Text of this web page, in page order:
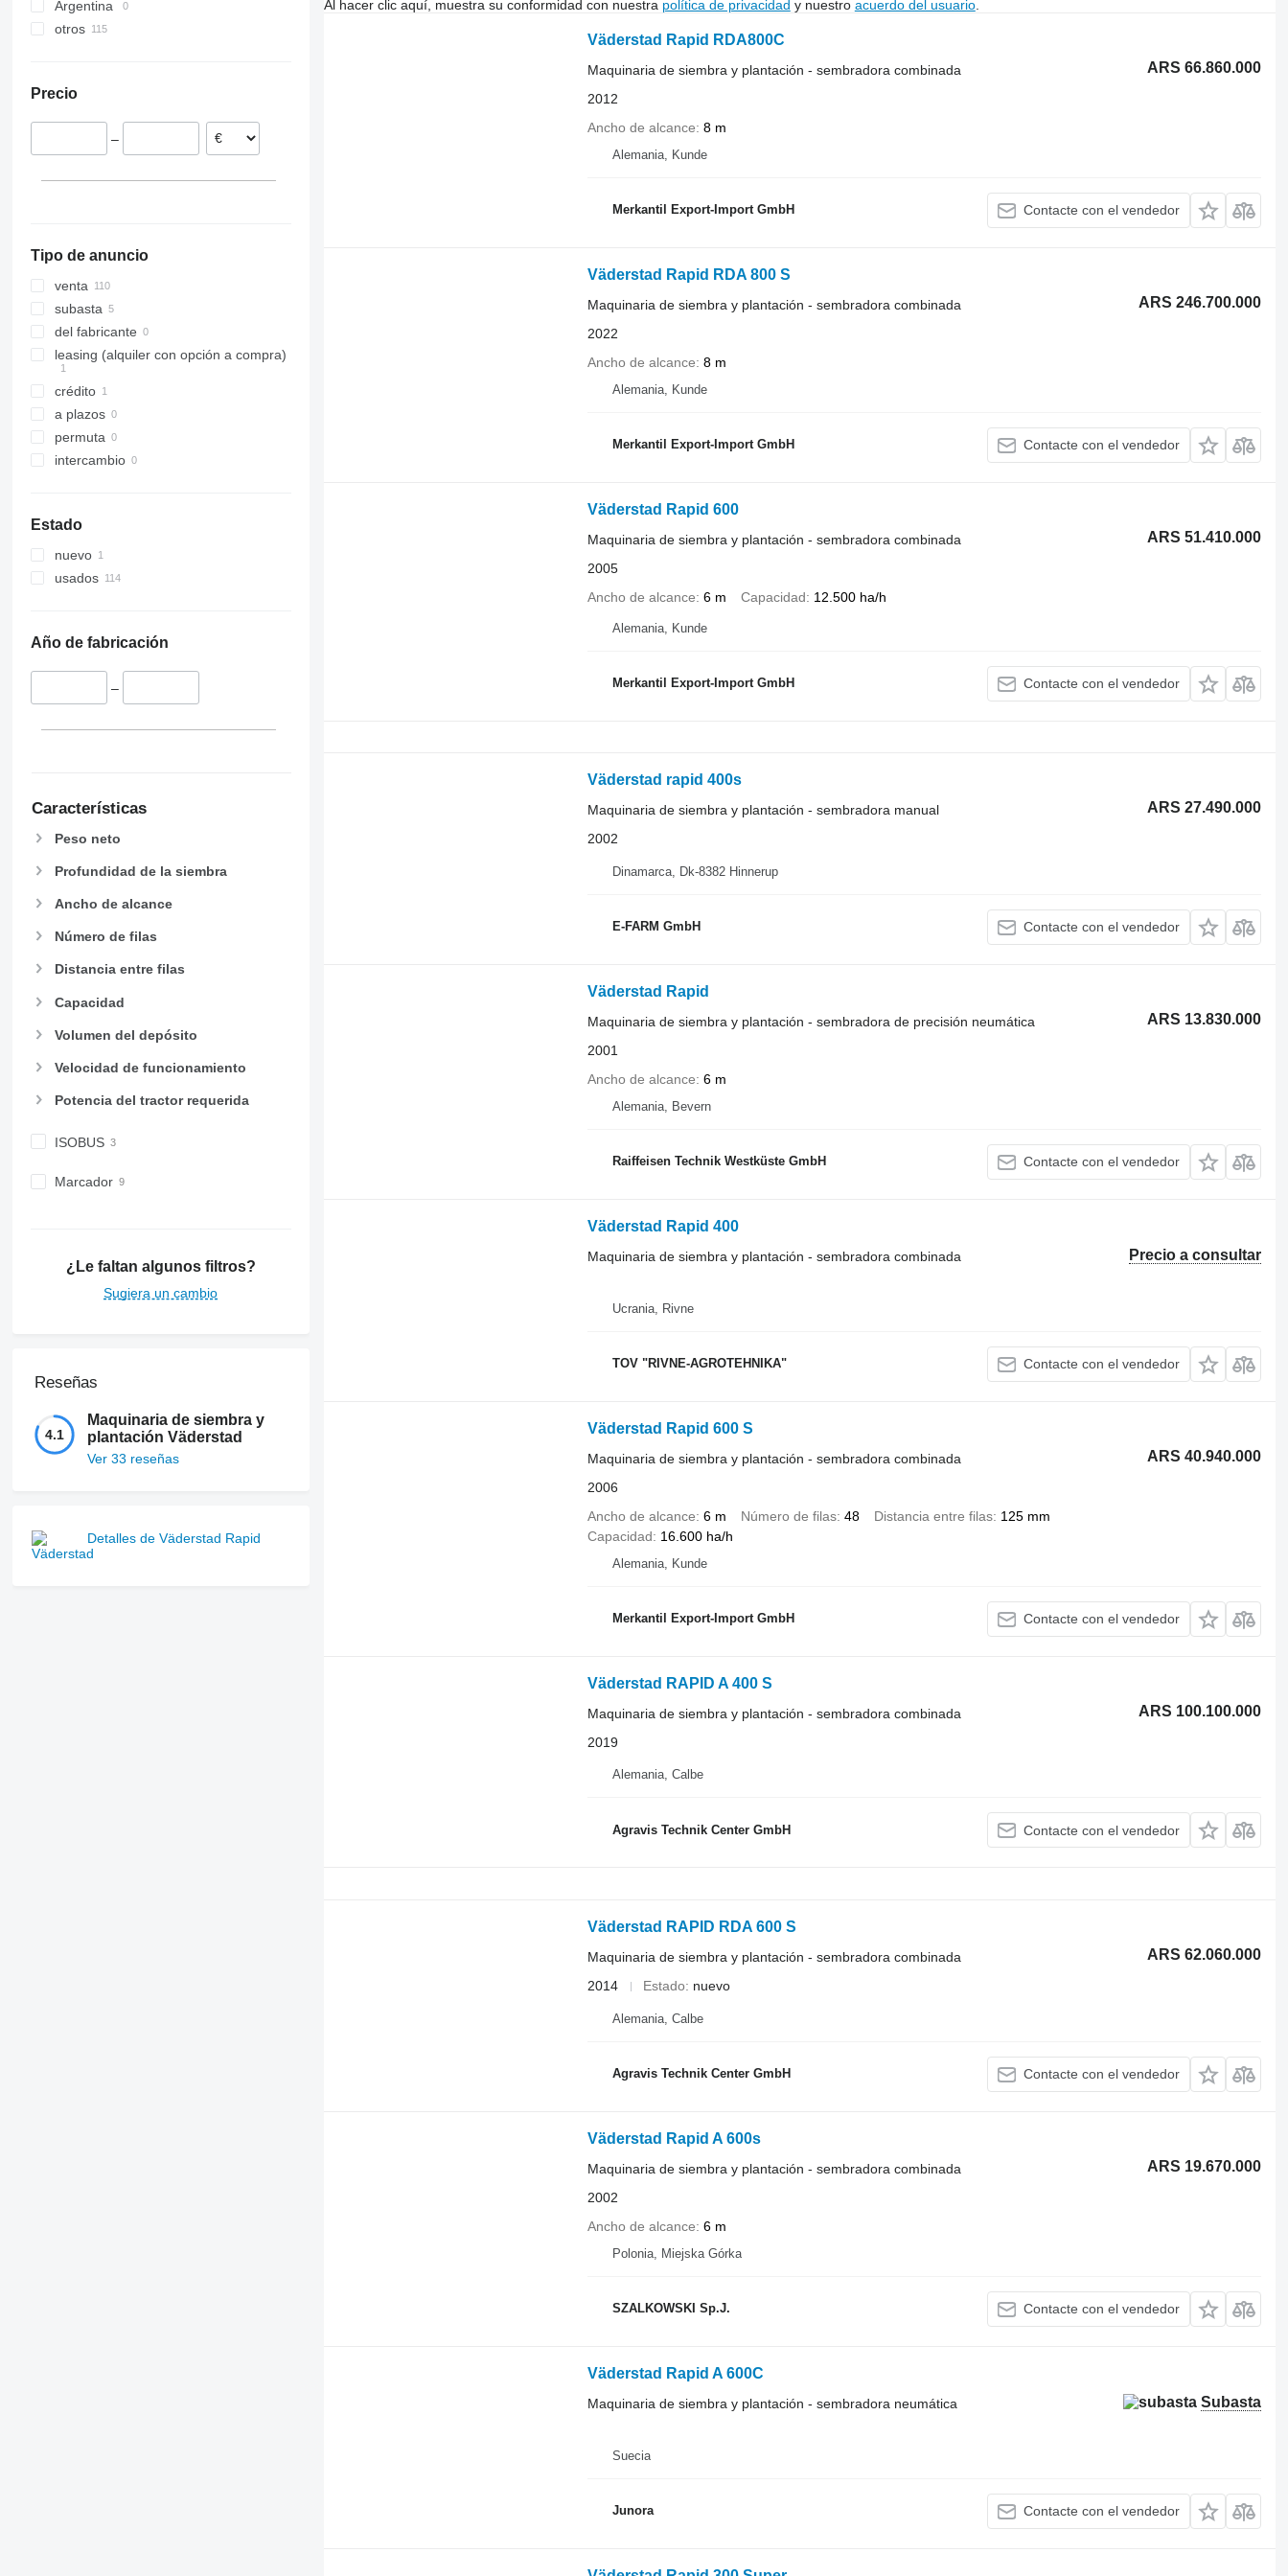
KW
Precea
7000
7200
Rapid 400S
Rapid 600
Rapid 800
Spirit ST 600
Tempo F8
Tempo L
Tempo R
Argentina
otros
Letonia
Austria
Precio
–
Tipo de anuncio
venta
subasta
del fabricante
leasing (alquiler con opción a compra)
crédito
a plazos
permuta
intercambio
Estado
nuevo
usados
Año de fabricación
–
Características
Peso neto
Profundidad de la siembra
Ancho de alcance
Número de filas
Distancia entre filas
Capacidad
Volumen del depósito
Velocidad de funcionamiento
Potencia del tractor requerida
ISOBUS
Marcador
¿Le faltan algunos filtros?
Sugiera un cambio
Reseñas
4.1
Maquinaria de siembra y
plantación Väderstad
Ver 33 reseñas
Detalles de Väderstad Rapid
Al hacer clic aquí, muestra su conformidad con nuestra política de privacidad y nuestro acuerdo del usuario.
Väderstad Rapid RDA800C
ARS 66.860.000
Maquinaria de siembra y plantación - sembradora combinada
2012
Ancho de alcance 8 m
Alemania, Kunde
Merkantil Export-Import GmbH Contacte con el vendedor
Väderstad Rapid RDA 800 S
ARS 246.700.000
Maquinaria de siembra y plantación - sembradora combinada
2022
Ancho de alcance 8 m
Alemania, Kunde
Merkantil Export-Import GmbH Contacte con el vendedor
Väderstad Rapid 600
ARS 51.410.000
Maquinaria de siembra y plantación - sembradora combinada
2005
Ancho de alcance 6 m Capacidad 12.500 ha/h
Alemania, Kunde
Merkantil Export-Import GmbH Contacte con el vendedor
Väderstad rapid 400s
ARS 27.490.000
Maquinaria de siembra y plantación - sembradora manual
2002
Dinamarca, Dk-8382 Hinnerup
E-FARM GmbH Contacte con el vendedor
Väderstad Rapid
ARS 13.830.000
Maquinaria de siembra y plantación - sembradora de precisión neumática
2001
Ancho de alcance 6 m
Alemania, Bevern
Raiffeisen Technik Westküste GmbH Contacte con el vendedor
Väderstad Rapid 400
Precio a consultar
Maquinaria de siembra y plantación - sembradora combinada
Ucrania, Rivne
TOV "RIVNE-AGROTEHNIKA" Contacte con el vendedor
Väderstad Rapid 600 S
ARS 40.940.000
Maquinaria de siembra y plantación - sembradora combinada
2006
Ancho de alcance 6 m Número de filas 48 Distancia entre filas 125 mm
Capacidad
16.600 ha/h
Alemania, Kunde
Merkantil Export-Import GmbH Contacte con el vendedor
Väderstad RAPID A 400 S
ARS 100.100.000
Maquinaria de siembra y plantación - sembradora combinada
2019
Alemania, Calbe
Agravis Technik Center GmbH Contacte con el vendedor
Väderstad RAPID RDA 600 S
ARS 62.060.000
Maquinaria de siembra y plantación - sembradora combinada
2014
Estado nuevo
Alemania, Calbe
Agravis Technik Center GmbH Contacte con el vendedor
Väderstad Rapid A 600s
ARS 19.670.000
Maquinaria de siembra y plantación - sembradora combinada
2002
Ancho de alcance 6 m
Polonia, Miejska Górka
SZALKOWSKI Sp.J. Contacte con el vendedor
Väderstad Rapid A 600C
Subasta
Maquinaria de siembra y plantación - sembradora neumática
Suecia
Junora Contacte con el vendedor